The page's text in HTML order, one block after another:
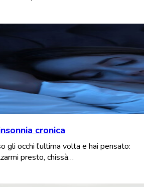
cronica
gli occhi l’ultima volta e hai pensato:
presto, chissà…